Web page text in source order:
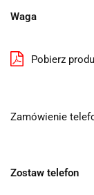
Waga
Pobierz
Zamówienie
Zostaw telefon